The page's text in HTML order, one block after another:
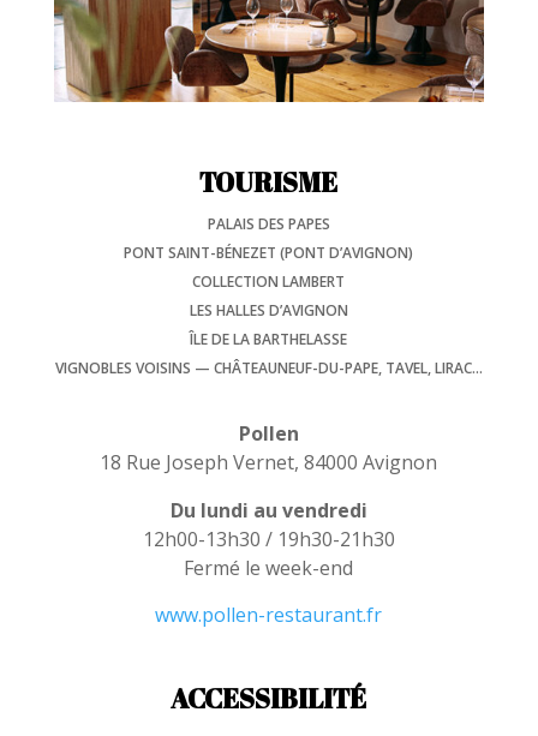
TOURISME
PALAIS DES PAPES
PONT SAINT-BÉNEZET (PONT D’AVIGNON)
COLLECTION LAMBERT
LES HALLES D’AVIGNON
ÎLE DE LA BARTHELASSE
VIGNOBLES VOISINS — CHÂTEAUNEUF-DU-PAPE, TAVEL, LIRAC…
Pollen
18 Rue Joseph Vernet, 84000 Avignon
Du lundi au vendredi
12h00-13h30 / 19h30-21h30
Fermé le week-end
www.pollen-restaurant.fr
ACCESSIBILITÉ